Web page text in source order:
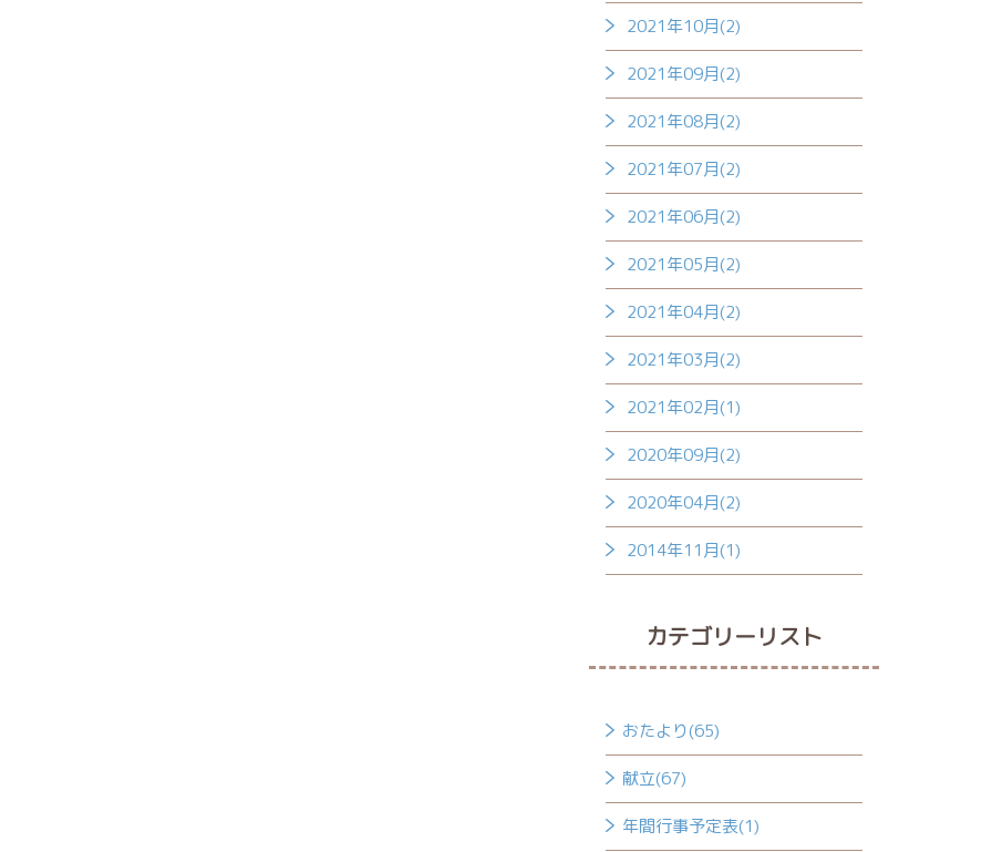
2021年10月(2)
2021年09月(2)
2021年08月(2)
2021年07月(2)
2021年06月(2)
2021年05月(2)
2021年04月(2)
2021年03月(2)
2021年02月(1)
2020年09月(2)
2020年04月(2)
2014年11月(1)
カテゴリーリスト
おたより(65)
献立(67)
年間行事予定表(1)